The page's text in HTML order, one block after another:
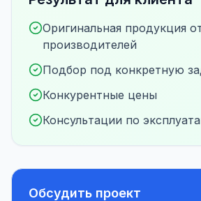
Оригинальная продукция
производителей
Подбор под конкретную
Конкурентные цены
Консультации по
Обсудить проект